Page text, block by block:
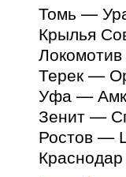
Томь —
Крылья
Терек —
Уфа —
Зенит —
Ростов —